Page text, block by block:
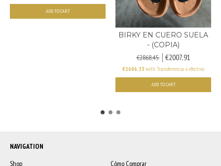
ADD TO CART
BIRKY EN CUERO SUELA
- (COPIA)
€2868,45
€2007,91
€1606,33 with Transferencia o efectivo
ADD TO CART
NAVIGATION
Shop
Cómo Comprar